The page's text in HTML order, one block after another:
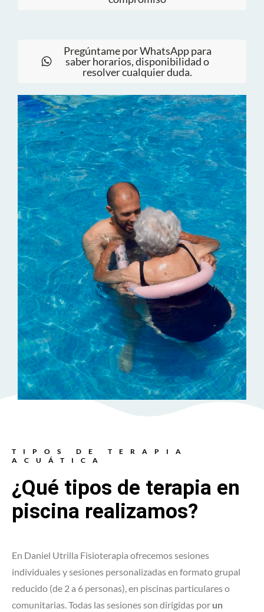
Pregúntame por WhatsApp para
saber horarios, disponibilidad o
resolver cualquier duda.
TIPOS DE TERAPIA
ACUÁTICA
¿Qué tipos de terapia en
piscina realizamos?
En Daniel Utrilla Fisioterapia ofrecemos sesiones
individuales y sesiones personalizadas en formato grupal
reducido (de 2 a 6 personas), en piscinas particulares o
comunitarias. Todas las sesiones son dirigidas por un